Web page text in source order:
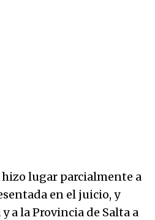
lugar parcialmente a
en el juicio, y
a la Provincia de Salta a